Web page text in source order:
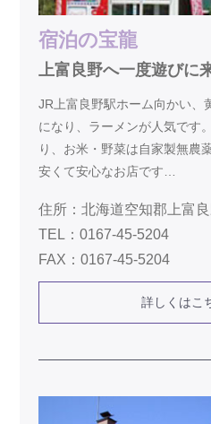
宿泊の宝龍
上富良野へ一度遊びに
JR上富良野駅ホーム向かい、
になり、ラーメンが人気です
り、お米・野菜は自家製無農
安くて安心なお店です…
住所：北海道空知郡上富
TEL：0167-45-5204
FAX：0167-45-5204
詳しくはこ